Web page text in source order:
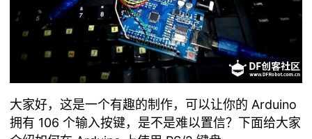
大家好，这是一个有趣的制作，可以让你的 Arduino
拥有 106 个输入按键，是不是难以置信？下面给大家